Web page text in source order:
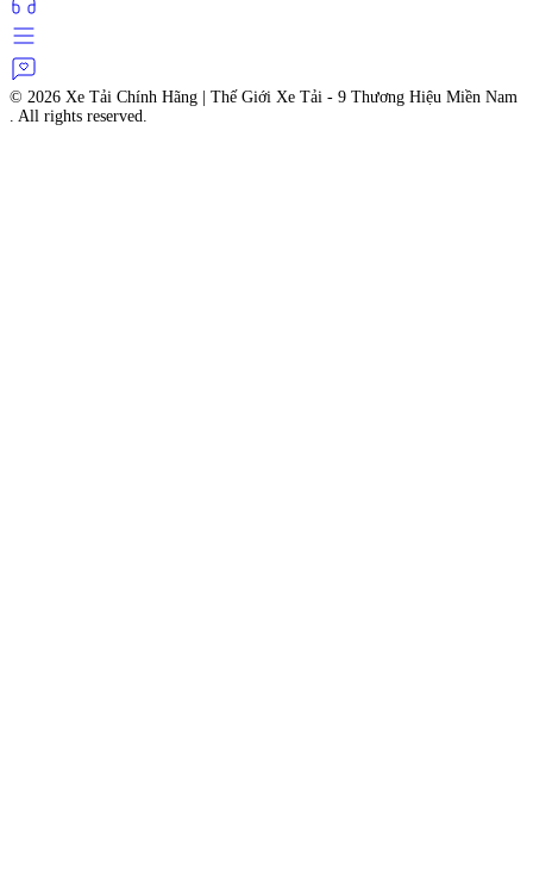
© 2026 Xe Tải Chính Hãng | Thế Giới Xe Tải - 9 Thương Hiệu Miền Nam
. All rights reserved.